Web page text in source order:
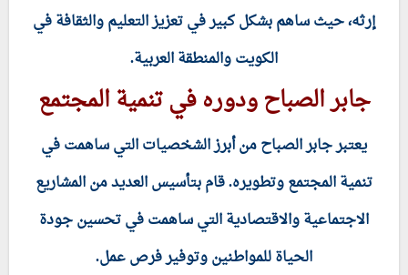
إرثه، حيث ساهم بشكل كبير في تعزيز التعليم والثقافة في
الكويت والمنطقة العربية.
جابر الصباح ودوره في تنمية المجتمع
يعتبر جابر الصباح من أبرز الشخصيات التي ساهمت في
تنمية المجتمع وتطويره. قام بتأسيس العديد من المشاريع
الاجتماعية والاقتصادية التي ساهمت في تحسين جودة
الحياة للمواطنين وتوفير فرص عمل.